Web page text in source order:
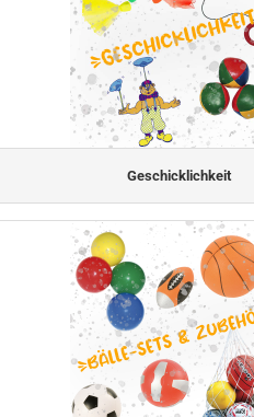
Geschicklichkeit